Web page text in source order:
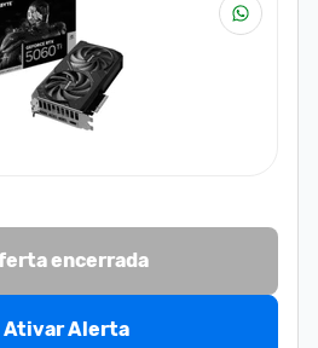
encerrada
Ativar Alerta